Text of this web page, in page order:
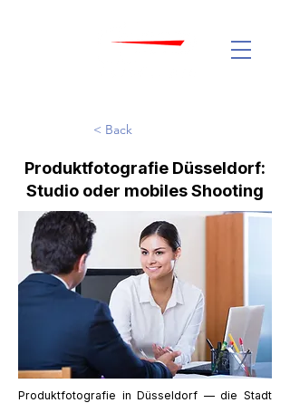
< Back
Produktfotografie Düsseldorf:
Studio oder mobiles Shooting
Produktfotografie in Düsseldorf — die Stadt